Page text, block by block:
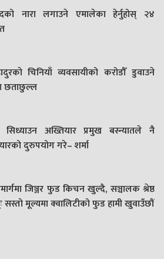
नारा लगाउने एमालेका हेर्नुहोस् २४
चिनियाँ व्यवसायीको करोडौँ डुवाउने
छताछुल्ल
सिध्याउन अख्तियार प्रमुख बस्न्यातले नै
दुरुपयोग गरे– शर्मा
जिञ्जर फुड किचन खुल्दै, सञ्चालक श्रेष्ठ
सस्तो मूल्यमा क्वालिटीको फुड हामी खुवाउँछौं